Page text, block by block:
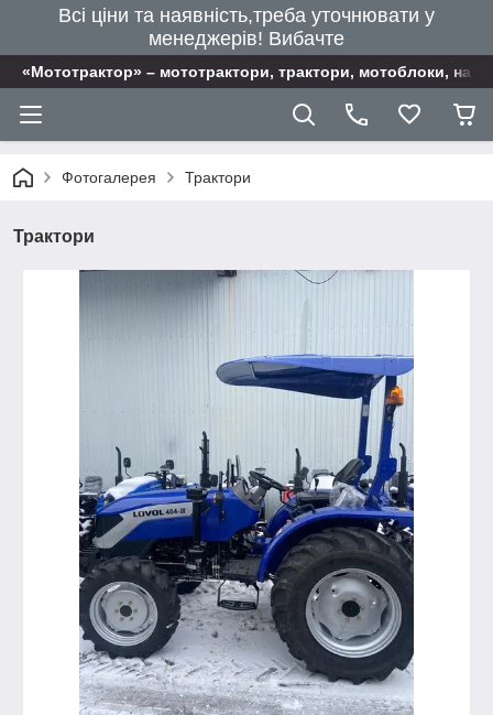
Всі ціни та наявність,треба уточнювати у
менеджерів! Вибачте
«Мототрактор» – мототрактори, трактори, мотоблоки,
Фотогалерея Трактори
Трактори